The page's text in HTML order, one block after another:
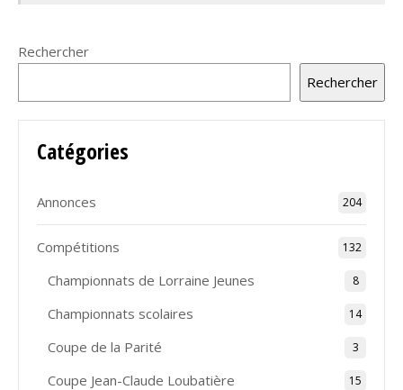
Rechercher
Rechercher
Catégories
Annonces 204
Compétitions 132
Championnats de Lorraine Jeunes 8
Championnats scolaires 14
Coupe de la Parité 3
Coupe Jean-Claude Loubatière 15